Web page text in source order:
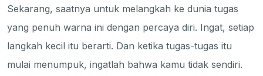
Sekarang, saatnya untuk melangkah ke dunia tugas
yang penuh warna ini dengan percaya diri. Ingat, setiap
langkah kecil itu berarti. Dan ketika tugas-tugas itu
mulai menumpuk, ingatlah bahwa kamu tidak sendiri.